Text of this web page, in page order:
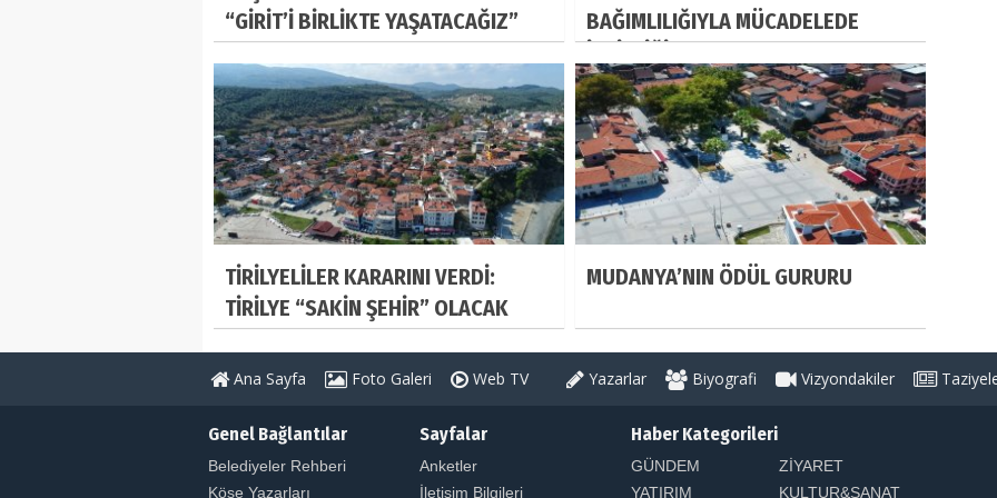
“GİRİT’İ BİRLİKTE YAŞATACAĞIZ”
BAĞIMLILIĞIYLA MÜCADELEDE
TİRİLYELİLER KARARINI VERDİ:
TİRİLYE “SAKİN ŞEHİR” OLACAK
MUDANYA’NIN ÖDÜL GURURU
Ana Sayfa Foto Galeri Web TV Yazarlar Biyografi Vizyondakiler
Genel Bağlantılar
Belediyeler Rehberi
Köşe Yazarları
Sayfalar
Anketler
İletişim Bilgileri
Haber Kategorileri
GÜNDEM
ZİYARET
YATIRIM
KULTUR&SANAT